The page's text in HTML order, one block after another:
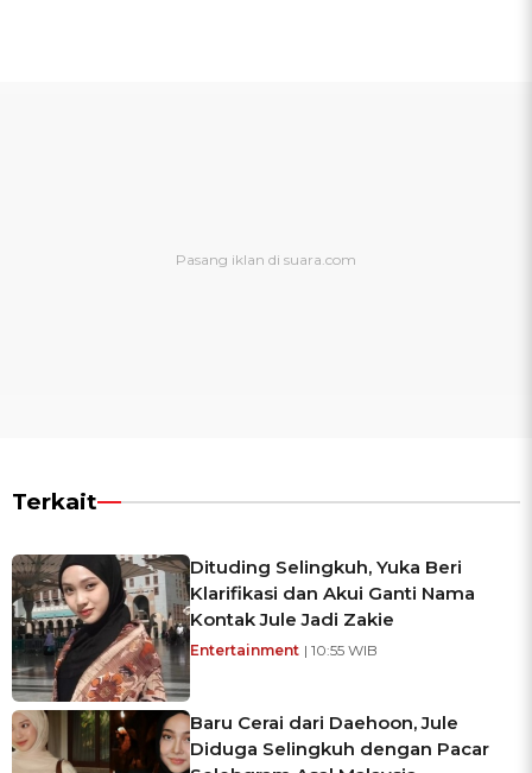
Terkait
Dituding Selingkuh, Yuka Beri
Klarifikasi dan Akui Ganti Nama
Kontak Jule Jadi Zakie
Entertainment | 10:55 WIB
Baru Cerai dari Daehoon, Jule
Diduga Selingkuh dengan Pacar